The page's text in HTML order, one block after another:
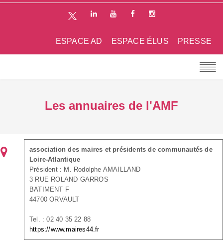
PRESSE
ESPACE ÉLUS
ESPACE AD
Les annuaires de l'AMF
association des maires et présidents de communautés de
Loire-Atlantique
Président : M. Rodolphe AMAILLAND
3 RUE ROLAND GARROS
BATIMENT F
44700 ORVAULT
Tel. : 02 40 35 22 88
https://www.maires44.fr